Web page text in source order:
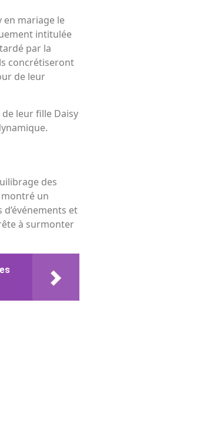
en mariage le
intitulée
par la
concrétiseront
de leur
leur fille Daisy
des
un
et
à surmonter